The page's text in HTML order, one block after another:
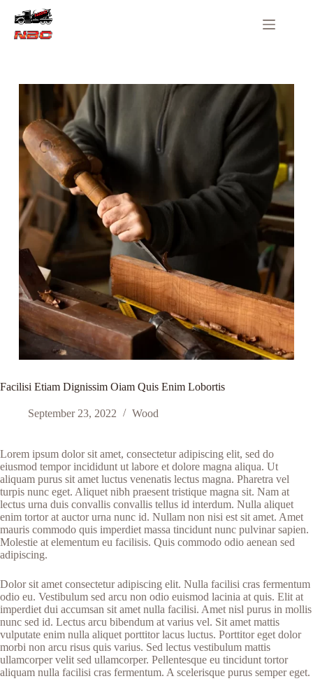
Facilisi Etiam Dignissim Oiam Quis Enim Lobortis
September 23, 2022 Wood
Lorem ipsum dolor sit amet, consectetur adipiscing elit, sed do
eiusmod tempor incididunt ut labore et dolore magna aliqua. Ut
aliquam purus sit amet luctus venenatis lectus magna. Pharetra vel
turpis nunc eget. Aliquet nibh praesent tristique magna sit. Nam at
lectus urna duis convallis convallis tellus id interdum. Nulla aliquet
enim tortor at auctor urna nunc id. Nullam non nisi est sit amet. Amet
mauris commodo quis imperdiet massa tincidunt nunc pulvinar sapien.
Molestie at elementum eu facilisis. Quis commodo odio aenean sed
adipiscing.
Dolor sit amet consectetur adipiscing elit. Nulla facilisi cras fermentum
odio eu. Vestibulum sed arcu non odio euismod lacinia at quis. Elit at
imperdiet dui accumsan sit amet nulla facilisi. Amet nisl purus in mollis
nunc sed id. Lectus arcu bibendum at varius vel. Sit amet mattis
vulputate enim nulla aliquet porttitor lacus luctus. Porttitor eget dolor
morbi non arcu risus quis varius. Sed lectus vestibulum mattis
ullamcorper velit sed ullamcorper. Pellentesque eu tincidunt tortor
aliquam nulla facilisi cras fermentum. A scelerisque purus semper eget.